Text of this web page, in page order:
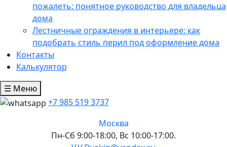
пожалеть: понятное руководство для владельца
дома
Лестничные ограждения в интерьере: как
подобрать стиль перил под оформление дома
Контакты
Калькулятор
☰ Меню
+7 985 519 3737
Москва
Пн-Сб 9:00-18:00, Вс 10:00-17:00.